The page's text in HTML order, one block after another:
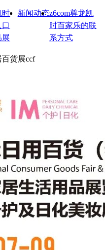
时
展
新闻动态z6com尊龙凯
时百家乐的联
系方式
货展ccf